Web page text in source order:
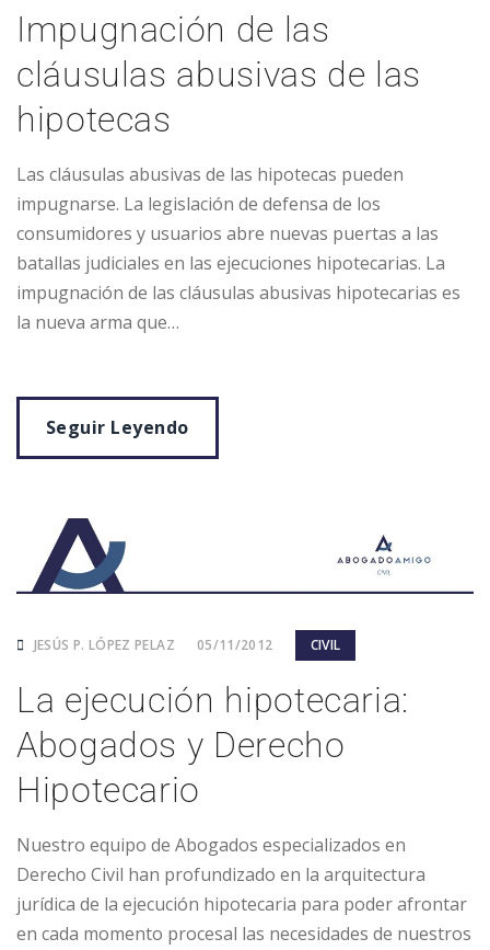
Impugnación de las
cláusulas abusivas de las
hipotecas
Las cláusulas abusivas de las hipotecas pueden
impugnarse. La legislación de defensa de los
consumidores y usuarios abre nuevas puertas a las
batallas judiciales en las ejecuciones hipotecarias. La
impugnación de las cláusulas abusivas hipotecarias es
la nueva arma que…
Seguir Leyendo
JESÚS P. LÓPEZ PELAZ 05/11/2012 CIVIL
La ejecución hipotecaria:
Abogados y Derecho
Hipotecario
Nuestro equipo de Abogados especializados en
Derecho Civil han profundizado en la arquitectura
jurídica de la ejecución hipotecaria para poder afrontar
en cada momento procesal las necesidades de nuestros